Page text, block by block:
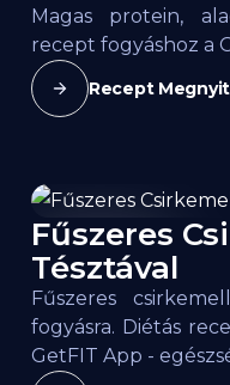
Magas protein,
recept fogyáshoz a
Recept
189 kcal / 100g
Fűszeres
Tésztával
Fűszeres
fogyásra. Diétás
GetFIT App -